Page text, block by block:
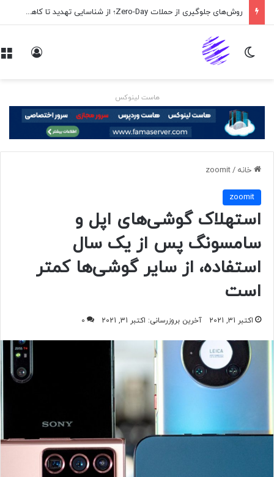
روش‌های جلوگیری از حملات Zero-Day؛ از شناسایی تهدید تا کاهش ریسک
تغییر پوسته
هاست لینوکس
خانه /
zoomit
zoomit
استهلاک گوشی‌های اپل و
سامسونگ پس از یک سال
استفاده، از سایر گوشی‌ها کمتر
است
اکتبر 31, 2021 آخرین بروزرسانی: اکتبر 31, 2021 0